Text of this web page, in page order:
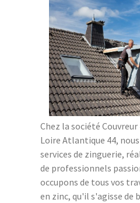
Chez la société
Loire Atlantique 44,
services de zinguerie,
de professionnels
occupons de tous vos
en zinc, qu'il s'agisse de